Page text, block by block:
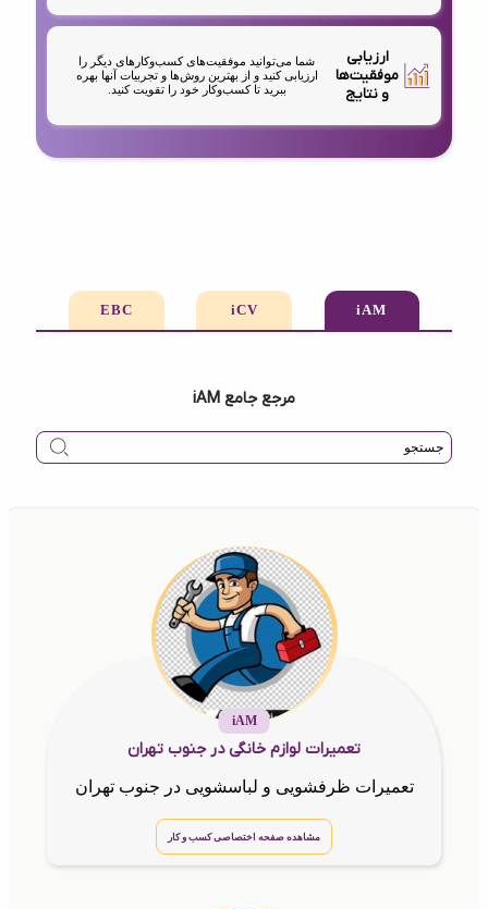
ارزیابی
موفقیت‌ها
و نتایج
شما می‌توانید موفقیت‌های کسب‌وکارهای دیگر را
ارزیابی کنید و از بهترین روش‌ها و تجربیات آنها بهره
ببرید تا کسب‌وکار خود را تقویت کنید.
iAM
iCV
EBC
مرجع جامع iAM
iAM
تعمیرات لوازم خانگی در جنوب تهران
تعمیرات ظرفشویی و لباسشویی در جنوب تهران
مشاهده صفحه اختصاصی کسب و کار